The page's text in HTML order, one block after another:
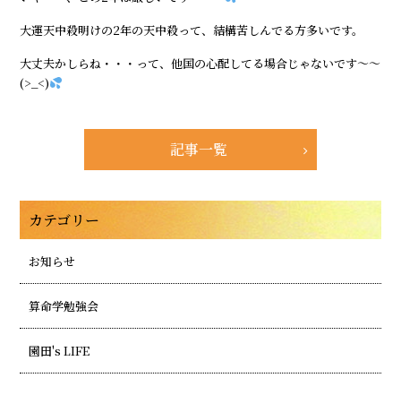
大運天中殺明けの2年の天中殺って、結構苦しんでる方多いです。
大丈夫かしらね・・・って、他国の心配してる場合じゃないです～～
(>_<)
記事一覧
カテゴリー
お知らせ
算命学勉強会
園田's LIFE